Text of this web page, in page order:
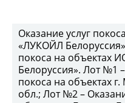
Оказание услуг
«ЛУКОЙЛ
покоса на объектах
Белоруссия». Лот №1
покоса на объектах
обл.; Лот №2 –